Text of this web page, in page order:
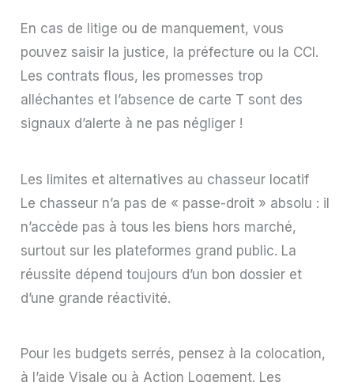
En cas de litige ou de manquement, vous
pouvez saisir la justice, la préfecture ou la CCI.
Les contrats flous, les promesses trop
alléchantes et l’absence de carte T sont des
signaux d’alerte à ne pas négliger !
Les limites et alternatives au chasseur locatif
Le chasseur n’a pas de « passe-droit » absolu : il
n’accède pas à tous les biens hors marché,
surtout sur les plateformes grand public. La
réussite dépend toujours d’un bon dossier et
d’une grande réactivité.
Pour les budgets serrés, pensez à la colocation,
à l’aide Visale ou à Action Logement. Les